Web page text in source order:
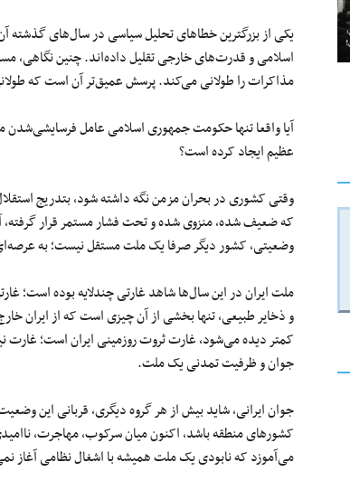
یکی از بزرگترین خطاهای تحلیل سیاسی در سال‌های گذشته
اسلامی و قدرت‌های خارجی تقلیل داده‌اند. چنین نگاهی،
مذاکرات را طولانی می‌کند. پرسش عمیق‌تر آن است که
آیا واقعا تنها حکومت جمهوری اسلامی عامل
عظیم ایجاد کرده است؟
وقتی کشوری در بحران مزمن نگه داشته شود، بتدریج
که ضعیف شده، منزوی شده و تحت فشار مستمر قرار
وضعیتی، کشور دیگر صرفا یک ملت مستقل نیست؛ به
ملت ایران در این سال‌ها شاهد غارتی چندلایه بوده است؛
و ذخایر طبیعی، تنها بخشی از آن چیزی است که از ایران
کمتر دیده می‌شود، غارت ثروت روزمینی ایران است؛ غارت
جوان و ظرفیت تمدنی یک ملت.
جوان ایرانی، شاید بیش از هر گروه دیگری، قربانی این
کشورهای منطقه باشد، اکنون میان سرکوب، مهاجرت،
می‌آموزد که نابودی یک ملت همیشه با اشغال نظامی آغاز